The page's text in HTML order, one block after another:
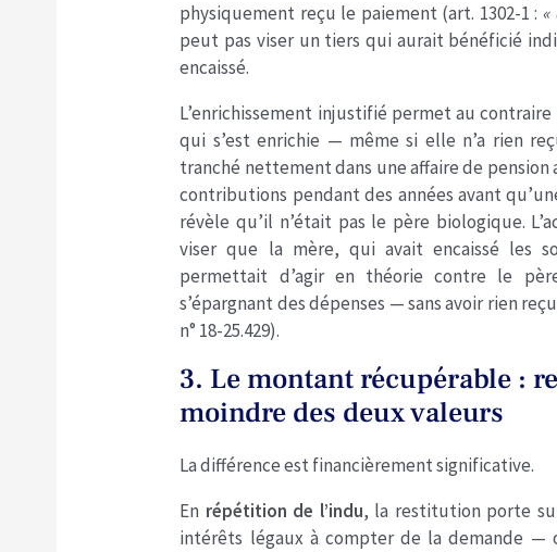
physiquement reçu le paiement (art. 1302-1 : «
peut pas viser un tiers qui aurait bénéficié
encaissé.
L’enrichissement injustifié permet au
qui s’est enrichie — même si elle n’a rien
tranché nettement dans une affaire de
contributions pendant des années avant
révèle qu’il n’était pas le père biologique.
viser que la mère, qui avait encaissé les
permettait d’agir en théorie contre le
s’épargnant des dépenses — sans avoir rien
n° 18-25.429).
3. Le montant récupérable :
moindre des deux valeurs
La différence est financièrement significative.
En répétition de l’indu, la restitution porte
intérêts légaux à compter de la demande —